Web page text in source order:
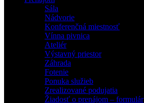
Sála
Nádvorie
Konferenčná miestnosť
Vínna pivnica
Ateliér
Výstavný priestor
Záhrada
Fotenie
Ponuka služieb
Zrealizované podujatia
Žiadosť o prenájom – formulár